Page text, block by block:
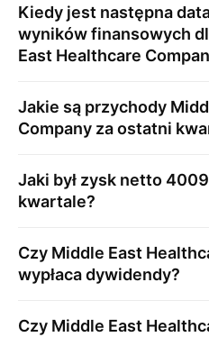
Kiedy jest następna
wyników finansowych
East Healthcare
Jakie są przychody
Company za ostatni
Jaki był zysk netto 4009
kwartale?
Czy Middle East
wypłaca dywidendy?
Czy Middle East